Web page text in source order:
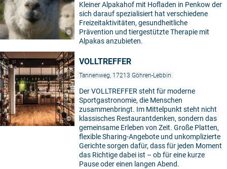
©
Kleiner Alpakahof mit Hofladen in Penkow der
sich darauf spezialisiert hat verschiedene
Freizeitaktivitäten, gesundheitliche
Prävention und tiergestützte Therapie mit
Alpakas anzubieten.
©
VOLLTREFFER
Tannenweg, 17213 Göhren-Lebbin
Der VOLLTREFFER steht für moderne
Sportgastronomie, die Menschen
zusammenbringt. Im Mittelpunkt steht nicht
klassisches Restaurantdenken, sondern das
gemeinsame Erleben von Zeit. Große Platten,
flexible Sharing-Angebote und unkomplizierte
Gerichte sorgen dafür, dass für jeden Moment
das Richtige dabei ist – ob für eine kurze
Pause oder einen langen Abend.